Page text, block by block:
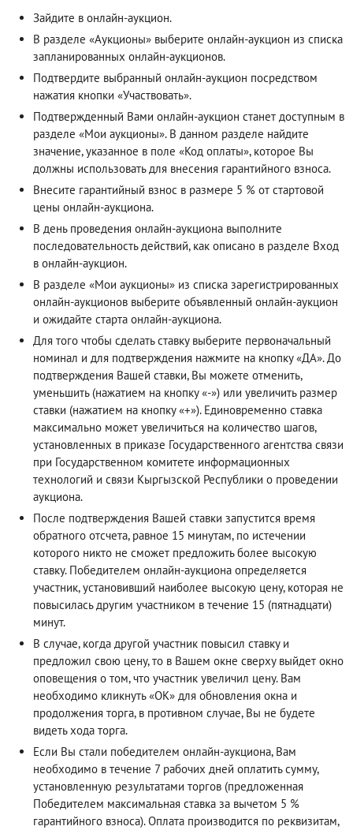
Зайдите в онлайн-аукцион.
В разделе «Аукционы» выберите онлайн-аукцион из списка
запланированных онлайн-аукционов.
Подтвердите выбранный онлайн-аукцион посредством
нажатия кнопки «Участвовать».
Подтвержденный Вами онлайн-аукцион станет доступным в
разделе «Мои аукционы». В данном разделе найдите
значение, указанное в поле «Код оплаты», которое Вы
должны использовать для внесения гарантийного взноса.
Внесите гарантийный взнос в размере 5 % от стартовой
цены онлайн-аукциона.
В день проведения онлайн-аукциона выполните
последовательность действий, как описано в разделе Вход
в онлайн-аукцион.
В разделе «Мои аукционы» из списка зарегистрированных
онлайн-аукционов выберите объявленный онлайн-аукцион
и ожидайте старта онлайн-аукциона.
Для того чтобы сделать ставку выберите первоначальный
номинал и для подтверждения нажмите на кнопку «ДА». До
подтверждения Вашей ставки, Вы можете отменить,
уменьшить (нажатием на кнопку «-») или увеличить размер
ставки (нажатием на кнопку «+»). Единовременно ставка
максимально может увеличиться на количество шагов,
установленных в приказе Государственного агентства связи
при Государственном комитете информационных
технологий и связи Кыргызской Республики о проведении
аукциона.
После подтверждения Вашей ставки запустится время
обратного отсчета, равное 15 минутам, по истечении
которого никто не сможет предложить более высокую
ставку. Победителем онлайн-аукциона определяется
участник, установивший наиболее высокую цену, которая не
повысилась другим участником в течение 15 (пятнадцати)
минут.
В случае, когда другой участник повысил ставку и
предложил свою цену, то в Вашем окне сверху выйдет окно
оповещения о том, что участник увеличил цену. Вам
необходимо кликнуть «ОК» для обновления окна и
продолжения торга, в противном случае, Вы не будете
видеть хода торга.
Если Вы стали победителем онлайн-аукциона, Вам
необходимо в течение 7 рабочих дней оплатить сумму,
установленную результатами торгов (предложенная
Победителем максимальная ставка за вычетом 5 %
гарантийного взноса). Оплата производится по реквизитам,